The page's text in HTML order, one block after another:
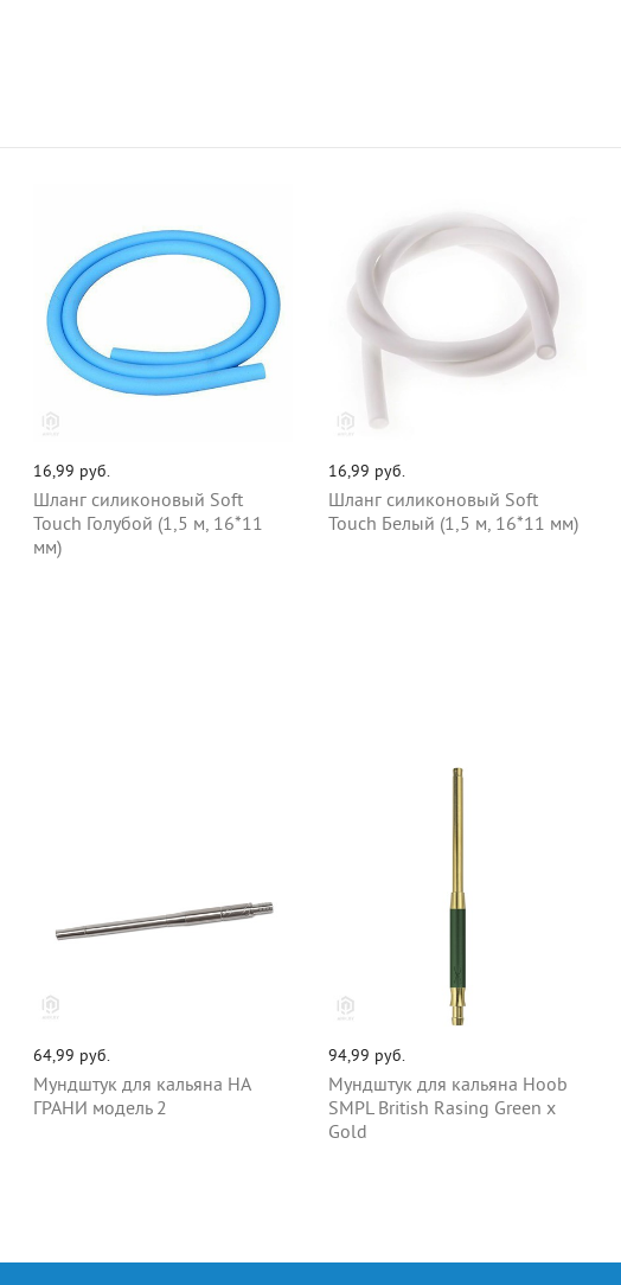
16,99 руб.
Шланг силиконовый Soft
Touch Голубой (1,5 м, 16*11
мм)
16,99 руб.
Шланг силиконовый Soft
Touch Белый (1,5 м, 16*11 мм)
64,99 руб.
Мундштук для кальяна НА
ГРАНИ модель 2
94,99 руб.
Мундштук для кальяна Hoob
SMPL British Rasing Green x
Gold